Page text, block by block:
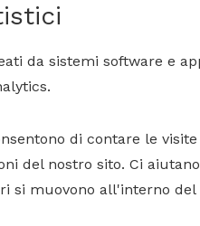
da sistemi software e
di contare le
del nostro sito. Ci
si muovono all'interno del